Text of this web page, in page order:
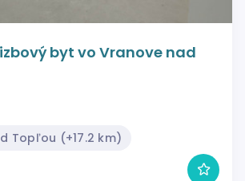
byt vo Vranove nad
Topľou (+17.2 km)